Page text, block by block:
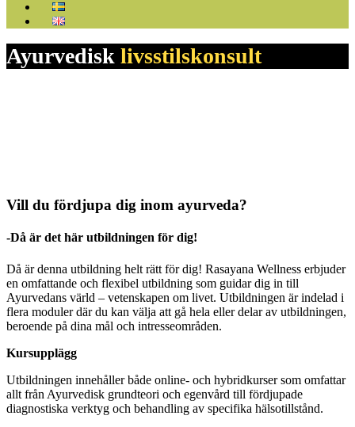
Ayurvedisk livsstilskonsult
Vill du fördjupa dig inom ayurveda?
-Då är det här utbildningen för dig!
Då är denna utbildning helt rätt för dig! Rasayana Wellness erbjuder
en omfattande och flexibel utbildning som guidar dig in till
Ayurvedans värld – vetenskapen om livet. Utbildningen är indelad i
flera moduler där du kan välja att gå hela eller delar av utbildningen,
beroende på dina mål och intresseområden.
Kursupplägg
Utbildningen innehåller både online- och hybridkurser som omfattar
allt från Ayurvedisk grundteori och egenvård till fördjupade
diagnostiska verktyg och behandling av specifika hälsotillstånd.